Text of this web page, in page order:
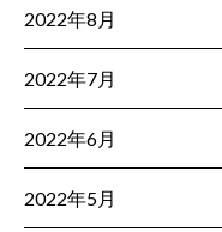
2022年8月
2022年7月
2022年6月
2022年5月